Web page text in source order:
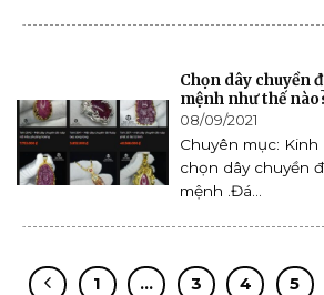
Chọn dây chuyền
mệnh như thế
08/09/2021
Chuyên mục:
chọn dây chuyền
mệnh .Đá...
1 … 3 4 5